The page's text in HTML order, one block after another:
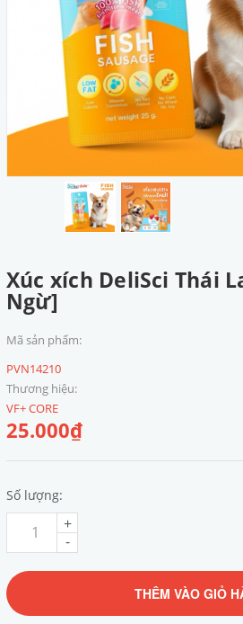
Xúc xích DeliSci Thái
Ngừ]
Mã sản phẩm:
PVN14210
Thương hiệu:
VF+ CORE
25.000₫
Số lượng:
-
+
THÊM VÀO GIỎ